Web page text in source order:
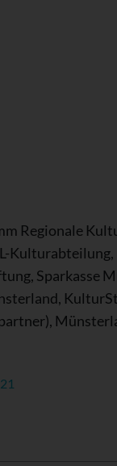
Regionale
Kulturabteilung,
Sparkasse